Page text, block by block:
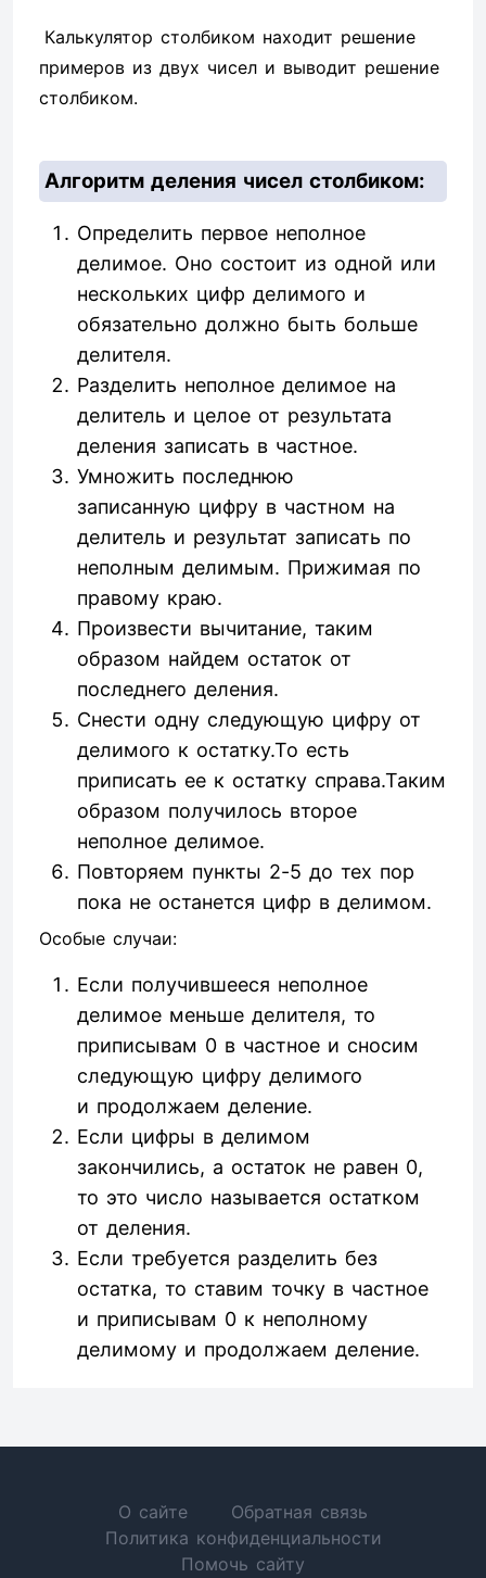
Калькулятор столбиком находит решение
примеров из двух чисел и выводит решение
столбиком.
Алгоритм деления чисел столбиком:
Определить первое неполное
делимое. Оно состоит из одной или
нескольких цифр делимого и
обязательно должно быть больше
делителя.
Разделить неполное делимое на
делитель и целое от результата
деления записать в частное.
Умножить последнюю
записанную цифру в частном на
делитель и результат записать по
неполным делимым. Прижимая по
правому краю.
Произвести вычитание, таким
образом найдем остаток от
последнего деления.
Снести одну следующую цифру от
делимого к остатку.То есть
приписать ее к остатку справа.Таким
образом получилось второе
неполное делимое.
Повторяем пункты 2-5 до тех пор
пока не останется цифр в делимом.
Особые случаи:
Если получившееся неполное
делимое меньше делителя, то
приписывам 0 в частное и сносим
следующую цифру делимого
и продолжаем деление.
Если цифры в делимом
закончились, а остаток не равен 0,
то это число называется остатком
от деления.
Если требуется разделить без
остатка, то ставим точку в частное
и приписывам 0 к неполному
делимому и продолжаем деление.
О сайте
Обратная связь
Политика конфиденциальности
Помочь сайту